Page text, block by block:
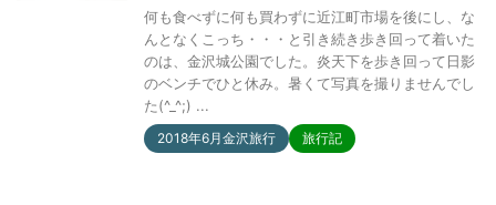
何も食べずに何も買わずに近江町市場を後にし、な
んとなくこっち・・・と引き続き歩き回って着いた
のは、金沢城公園でした。炎天下を歩き回って日影
のベンチでひと休み。暑くて写真を撮りませんでし
た(^_^;) ...
2018年6月金沢旅行 旅行記